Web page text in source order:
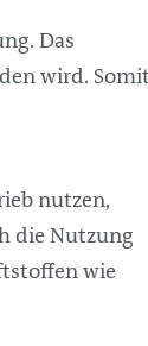
Das
wird. Somit
nutzen,
die Nutzung
wie